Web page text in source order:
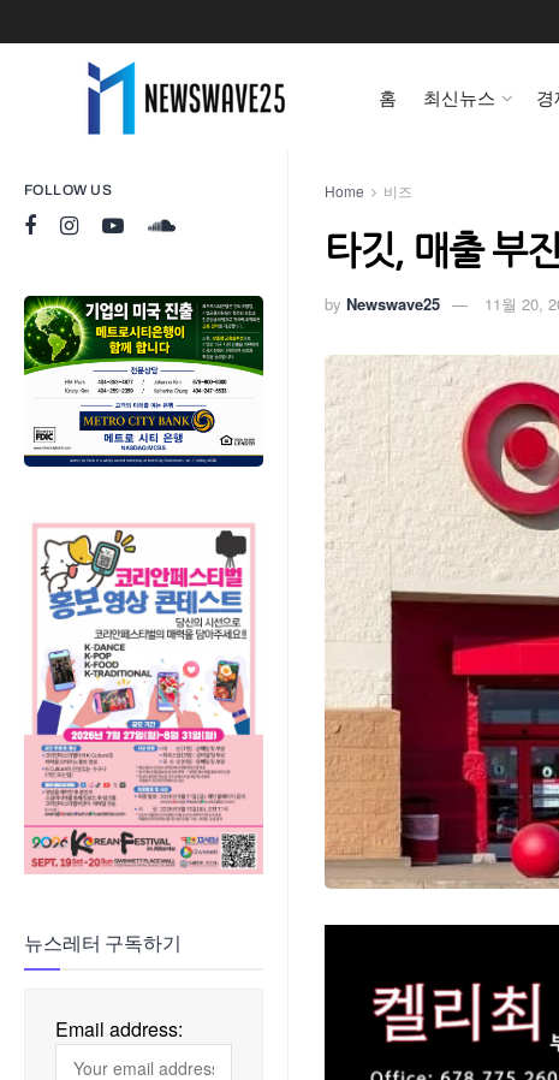
FOLLOW US
뉴스레터 구독하기
Email address:
홈 최신뉴스 경
Home 비즈
타깃, 매출 부
by Newswave25 11월 20,